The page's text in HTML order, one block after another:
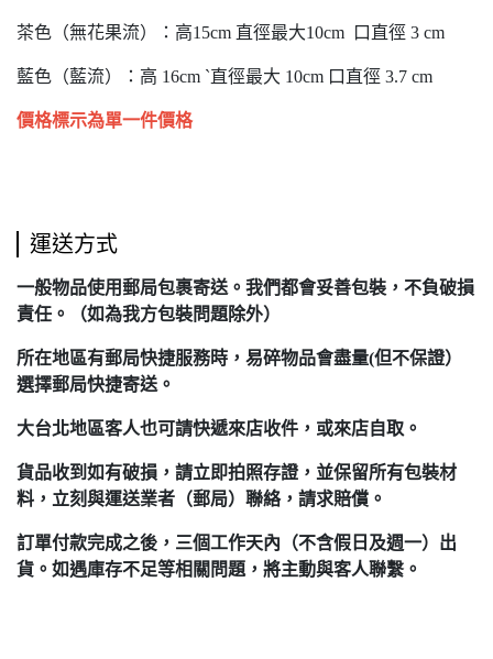
茶色（無花果流）：高15cm 直徑最大10cm 口直徑 3 cm
藍色（藍流）：高 16cm ˋ直徑最大 10cm 口直徑 3.7 cm
價格標示為單一件價格
運送方式
一般物品使用郵局包裹寄送。我們都會妥善包裝，不負破損
責任。（如為我方包裝問題除外）
所在地區有郵局快捷服務時，易碎物品會盡量(但不保證）
選擇郵局快捷寄送。
大台北地區客人也可請快遞來店收件，或來店自取。
貨品收到如有破損，請立即拍照存證，並保留所有包裝材
料，立刻與運送業者（郵局）聯絡，請求賠償。
訂單付款完成之後，三個工作天內（不含假日及週一）出
貨。如遇庫存不足等相關問題，將主動與客人聯繫。